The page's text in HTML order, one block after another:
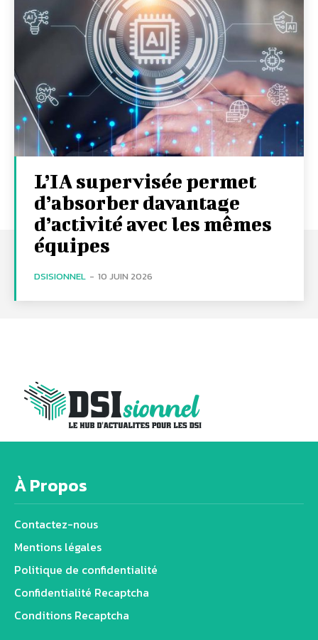
L’IA supervisée permet
d’absorber davantage
d’activité avec les mêmes
équipes
DSISIONNEL - 10 JUIN 2026
À Propos
Contactez-nous
Mentions légales
Politique de confidentialité
Confidentialité Recaptcha
Conditions Recaptcha